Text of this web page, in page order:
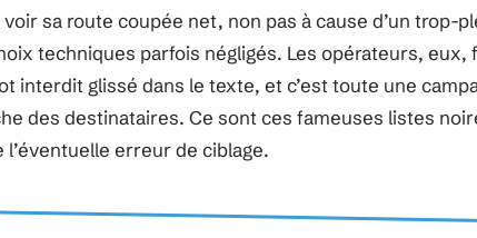
voir sa route coupée net, non pas à cause d’un trop-
techniques parfois négligés. Les opérateurs, eux,
interdit glissé dans le texte, et c’est toute une
des destinataires. Ce sont ces fameuses listes
erreur de ciblage.